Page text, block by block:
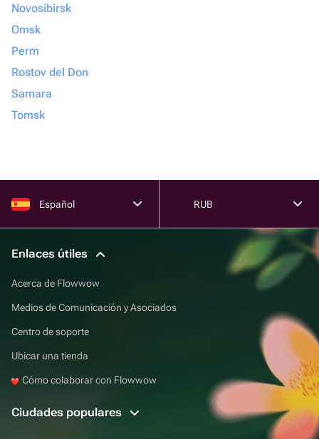
Novosibirsk
Omsk
Perm
Rostov del Don
Samara
Tomsk
Español RUB
Enlaces útiles
Acerca de Flowwow
Medios de Comunicación y Asociados
Centro de soporte
Ubicar una tienda
Cómo colaborar con Flowwow
Ciudades populares